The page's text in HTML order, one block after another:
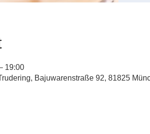
19:00
Bajuwarenstraße 92, 81825